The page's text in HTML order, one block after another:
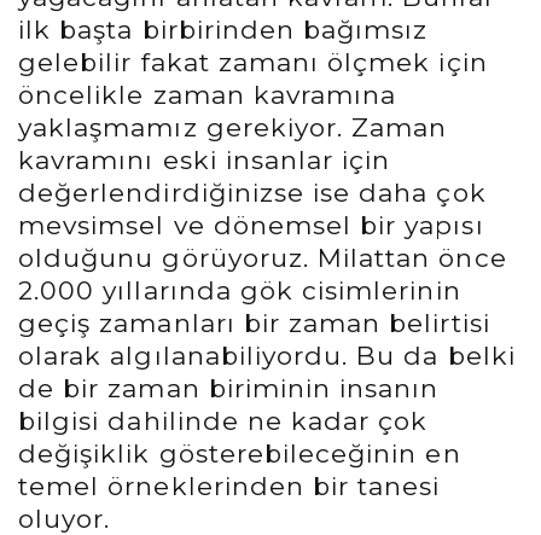
ilk başta birbirinden bağımsız
gelebilir fakat zamanı ölçmek için
öncelikle zaman kavramına
yaklaşmamız gerekiyor. Zaman
kavramını eski insanlar için
değerlendirdiğinizse ise daha çok
mevsimsel ve dönemsel bir yapısı
olduğunu görüyoruz. Milattan önce
2.000 yıllarında gök cisimlerinin
geçiş zamanları bir zaman belirtisi
olarak algılanabiliyordu. Bu da belki
de bir zaman biriminin insanın
bilgisi dahilinde ne kadar çok
değişiklik gösterebileceğinin en
temel örneklerinden bir tanesi
oluyor.